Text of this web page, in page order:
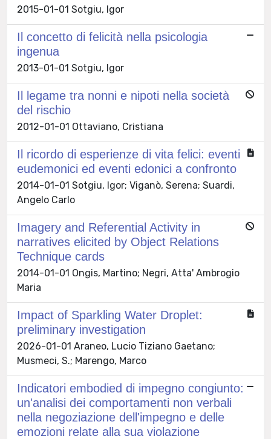
2015-01-01 Sotgiu, Igor
Il concetto di felicità nella psicologia
ingenua
2013-01-01 Sotgiu, Igor
Il legame tra nonni e nipoti nella società
del rischio
2012-01-01 Ottaviano, Cristiana
Il ricordo di esperienze di vita felici: eventi
eudemonici ed eventi edonici a confronto
2014-01-01 Sotgiu, Igor; Viganò, Serena; Suardi,
Angelo Carlo
Imagery and Referential Activity in
narratives elicited by Object Relations
Technique cards
2014-01-01 Ongis, Martino; Negri, Atta' Ambrogio
Maria
Impact of Sparkling Water Droplet:
preliminary investigation
2026-01-01 Araneo, Lucio Tiziano Gaetano;
Musmeci, S.; Marengo, Marco
Indicatori embodied di impegno congiunto:
un'analisi dei comportamenti non verbali
nella negoziazione dell'impegno e delle
emozioni relate alla sua violazione